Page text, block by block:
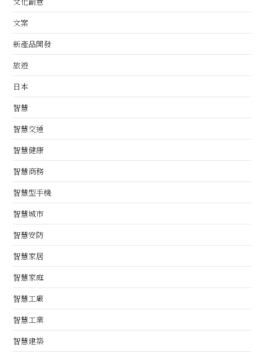
文案
新產品開發
旅遊
日本
智慧
智慧交通
智慧健康
智慧商務
智慧型手機
智慧城市
智慧安防
智慧家居
智慧家庭
智慧工廠
智慧工業
智慧建築